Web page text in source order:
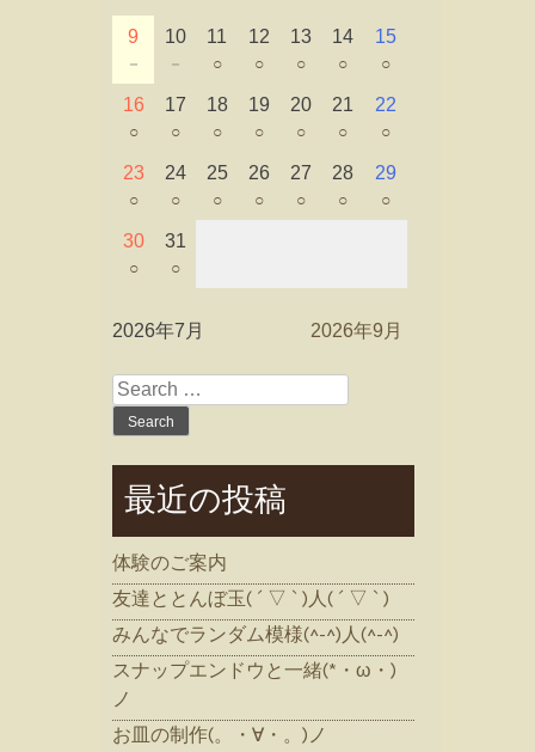
9
－
10
－
11
○
12
○
13
○
14
○
15
○
16
○
17
○
18
○
19
○
20
○
21
○
22
○
23
○
24
○
25
○
26
○
27
○
28
○
29
○
30
○
31
○
2026年7月 2026年9月
Search
for:
最近の投稿
体験のご案内
友達ととんぼ玉( ´ ▽ ` )人( ´ ▽ ` )
みんなでランダム模様(^-^)人(^-^)
スナップエンドウと一緒(*・ω・)
ノ
お皿の制作(。・∀・。)ノ